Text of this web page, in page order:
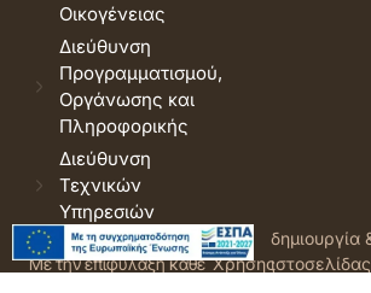
Οικογένειας
Διεύθυνση
Προγραμματισμού,
Οργάνωσης και
Πληροφορικής
Διεύθυνση
Τεχνικών
Υπηρεσιών
© 2026 Δήμος Δράμας.
Με την επιφύλαξη κάθε
Όροι
Χρήσης
δημιουργία